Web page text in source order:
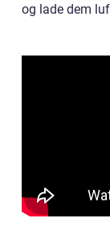
og lade dem